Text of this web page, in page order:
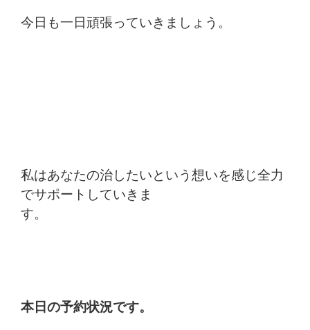
今日も一日頑張っていきましょう。
私はあなたの治したいという想いを感じ全力
でサポートしていきま
本日の予約状況です。